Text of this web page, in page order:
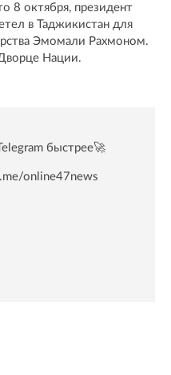
8 октября, президент
в Таджикистан для
Эмомали Рахмоном.
Нации.
быстрее🚀
online47news